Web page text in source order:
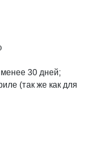
30 дней;
(так же как для